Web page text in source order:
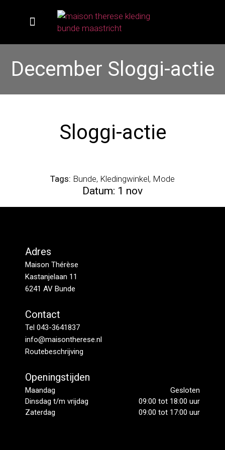
December Sloggi-actie
Sloggi-actie
Tags: Bunde, Kledingwinkel, Mode
Datum: 1 nov
Adres
Maison Thérèse
Kastanjelaan 11
6241 AV Bunde
Contact
Tel 043-3641837
info@maisontherese.nl
Routebeschrijving
Openingstijden
Maandag
Gesloten
Dinsdag t/m vrijdag
09:00 tot 18:00 uur
Zaterdag
09:00 tot 17:00 uur